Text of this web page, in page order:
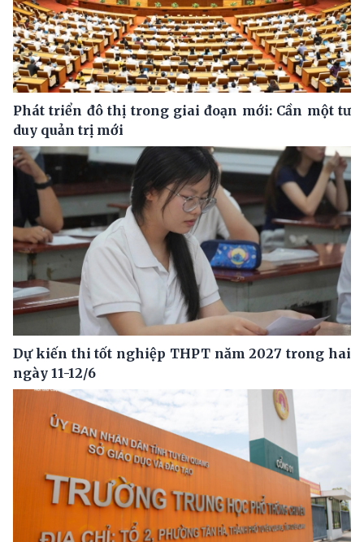
Phát triển đô thị trong giai đoạn mới: Cần một tư
duy quản trị mới
Dự kiến thi tốt nghiệp THPT năm 2027 trong hai
ngày 11-12/6